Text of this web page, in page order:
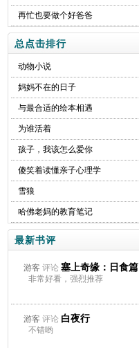
再忙也要做个好爸爸
总点击排行
动物小说
妈妈不在的日子
与最合适的绘本相遇
为谁活着
孩子，我该怎么爱你
傻笑着读懂亲子心理学
雪狼
哈佛老妈的教育笔记
最新书评
游客 评论 塞上奇缘：日食篇
非常好看，强烈推荐
游客 评论 白夜行
不错哟